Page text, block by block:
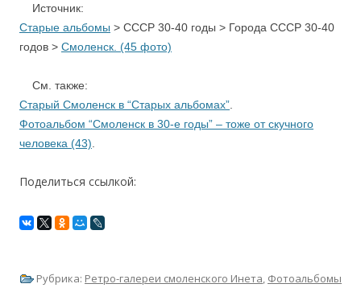
Источник:
Старые альбомы > СССР 30-40 годы > Города СССР 30-40
годов > Смоленск. (45 фото)
См. также:
Старый Смоленск в “Старых альбомах”
Фотоальбом “Смоленск в 30-е годы” – тоже от скучного
человека (43)
Поделиться ссылкой:
Рубрика: Ретро-галереи смоленского Инета, Фотоальбомы